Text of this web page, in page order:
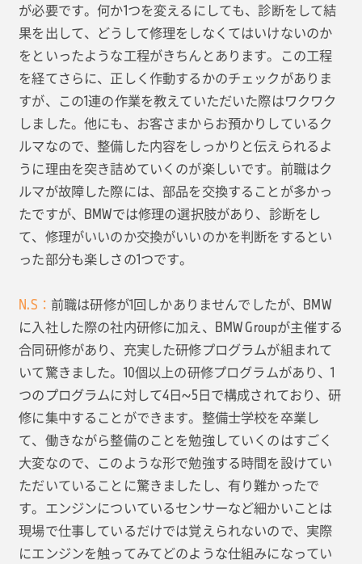
が必要です。何か1つを変えるにしても、診断をして結
果を出して、どうして修理をしなくてはいけないのか
をといったような工程がきちんとあります。この工程
を経てさらに、正しく作動するかのチェックがありま
すが、この1連の作業を教えていただいた際はワクワク
しました。他にも、お客さまからお預かりしているク
ルマなので、整備した内容をしっかりと伝えられるよ
うに理由を突き詰めていくのが楽しいです。前職はク
ルマが故障した際には、部品を交換することが多かっ
たですが、BMWでは修理の選択肢があり、診断をし
て、修理がいいのか交換がいいのかを判断をするとい
った部分も楽しさの1つです。
N.S： 前職は研修が1回しかありませんでしたが、BMW
に入社した際の社内研修に加え、BMW Groupが主催する
合同研修があり、充実した研修プログラムが組まれて
いて驚きました。10個以上の研修プログラムがあり、1
つのプログラムに対して4日~5日で構成されており、研
修に集中することができます。整備士学校を卒業し
て、働きながら整備のことを勉強していくのはすごく
大変なので、このような形で勉強する時間を設けてい
ただいていることに驚きましたし、有り難かったで
す。エンジンについているセンサーなど細かいことは
現場で仕事しているだけでは覚えられないので、実際
にエンジンを触ってみてどのような仕組みになってい